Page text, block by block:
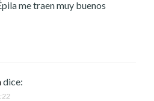
me traen muy buenos
dice: